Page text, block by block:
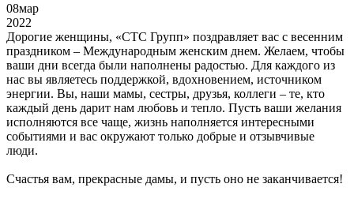
08мар
2022
Дорогие женщины, «СТС Групп» поздравляет вас с весенним
праздником – Международным женским днем. Желаем, чтобы
ваши дни всегда были наполнены радостью. Для каждого из
нас вы являетесь поддержкой, вдохновением, источником
энергии. Вы, наши мамы, сестры, друзья, коллеги – те, кто
каждый день дарит нам любовь и тепло. Пусть ваши желания
исполняются все чаще, жизнь наполняется интересными
событиями и вас окружают только добрые и отзывчивые
люди.
Счастья вам, прекрасные дамы, и пусть оно не заканчивается!